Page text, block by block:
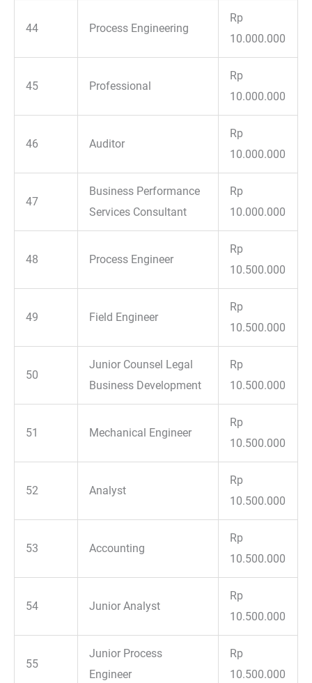
44 Process Engineering
Rp
10.000.000
45 Professional
Rp
10.000.000
46 Auditor
Rp
10.000.000
47
Business Performance
Services Consultant
Rp
10.000.000
48 Process Engineer
Rp
10.500.000
49 Field Engineer
Rp
10.500.000
50
Junior Counsel Legal
Business Development
Rp
10.500.000
51 Mechanical Engineer
Rp
10.500.000
52 Analyst
Rp
10.500.000
53 Accounting
Rp
10.500.000
54 Junior Analyst
Rp
10.500.000
55
Junior Process
Engineer
Rp
10.500.000